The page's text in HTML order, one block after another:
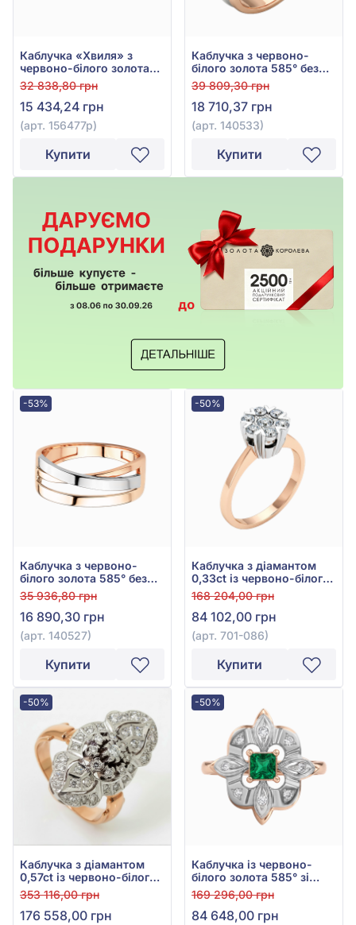
Каблучка «Хвиля» з
червоно-білого золота
585°, арт. 156477р
32 838,80 грн
15 434,24 грн
(арт. 156477р)
Купити
Каблучка з червоно-
білого золота 585° без
вставки, арт. 140533
39 809,30 грн
18 710,37 грн
(арт. 140533)
Купити
-53%
Каблучка з червоно-
білого золота 585° без
вставки, арт. 140527
35 936,80 грн
16 890,30 грн
(арт. 140527)
Купити
-50%
Каблучка з діамантом
0,33ct із червоно-білого
золота 585°, арт. 701-086
168 204,00 грн
84 102,00 грн
(арт. 701-086)
Купити
-50%
Каблучка з діамантом
0,57ct із червоно-білого
золота 585°, арт. 701-333
353 116,00 грн
176 558,00 грн
-50%
Каблучка із червоно-
білого золота 585° зі
смарагдом 0,37ct та
діамантом 0,11ct, арт.
701-198и
169 296,00 грн
84 648,00 грн